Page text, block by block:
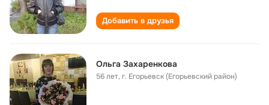
Добавить в друзья
Ольга Захаренкова
56 лет,г. Егорьевск (Егорьевский район)